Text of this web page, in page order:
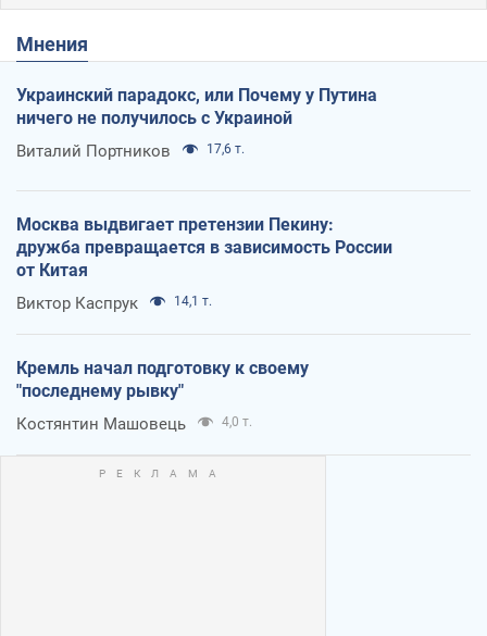
Мнения
Украинский парадокс, или Почему у Путина
ничего не получилось с Украиной
Виталий Портников 17,6 т.
Москва выдвигает претензии Пекину:
дружба превращается в зависимость России
от Китая
Виктор Каспрук 14,1 т.
Кремль начал подготовку к своему
"последнему рывку"
Костянтин Машовець 4,0 т.